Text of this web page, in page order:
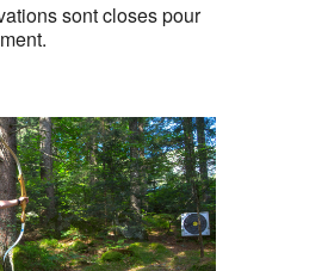
sont closes pour